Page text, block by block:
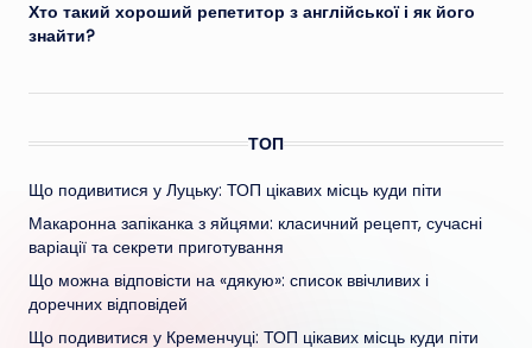
Хто такий хороший репетитор з англійської і як його
знайти?
ТОП
Що подивитися у Луцьку: ТОП цікавих місць куди піти
Макаронна запіканка з яйцями: класичний рецепт, сучасні
варіації та секрети приготування
Що можна відповісти на «дякую»: список ввічливих і
доречних відповідей
Що подивитися у Кременчуці: ТОП цікавих місць куди піти